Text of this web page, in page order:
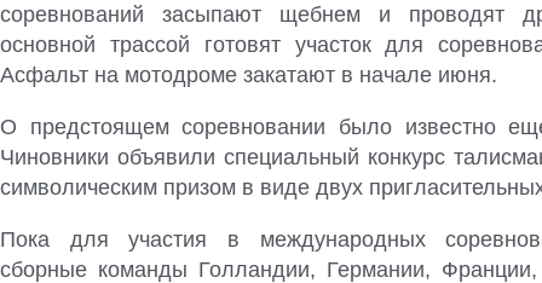
соревнований засыпают щебнем и проводят
основной трассой готовят участок для
Асфальт на мотодроме закатают в начале июня.
О предстоящем соревновании было известно
Чиновники объявили специальный конкурс
символическим призом в виде двух
Пока для участия в международных
сборные команды Голландии, Германии,